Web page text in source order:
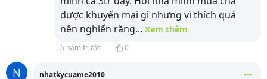
được khuyến mại gì nhưng vì thích quá
nên nghiến răng... Xem thêm
6 năm trước 0
N nhatkycuame2010